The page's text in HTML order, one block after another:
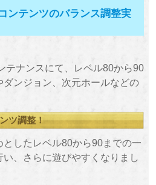
ンテンツのバランス調整実
テナンスにて、レベル80から90
ダンジョン、次元ホールなどの
ツ調整！
としたレベル80から90までの一
、さらに遊びやすくなりまし